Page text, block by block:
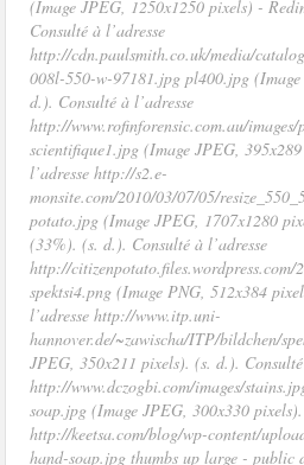
(Image JPEG, 1250x1250 pixels) -
Consulté à l’adresse
http://cdn.paulsmith.co.uk/media/
008l-550-w-97181.jpg pl400.jpg
d.). Consulté à l’adresse
http://www.rofinforensic.com.au/
scientifique1.jpg (Image JPEG,
l’adresse http://s2.e-
monsite.com/2010/03/07/05/
potato.jpg (Image JPEG, 1707x1280
(33%). (s. d.). Consulté à l’adresse
http://citizenpotato.files.wordpress.com/
spektsi4.png (Image PNG, 512x384
l’adresse http://www.itp.uni-
hannover.de/~zawischa/ITP/bildchen/
JPEG, 350x211 pixels). (s. d.). Consulté
http://www.dczogbi.com/images/
soap.jpg (Image JPEG, 300x330
http://keetsa.com/blog/wp-content/
hand-soap.jpg thumbs up large - public